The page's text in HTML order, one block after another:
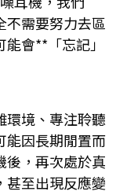
不需要努力去區
會**「忘記」
環境、專注聆聽
能因長期閒置而
後，再次處於真
甚至出現反應變